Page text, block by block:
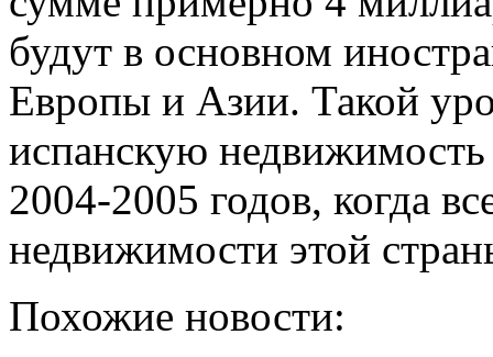
будут в основном
Европы и Азии. Такой
испанскую недвижимость
2004-2005 годов, когда
недвижимости этой
Похожие новости: